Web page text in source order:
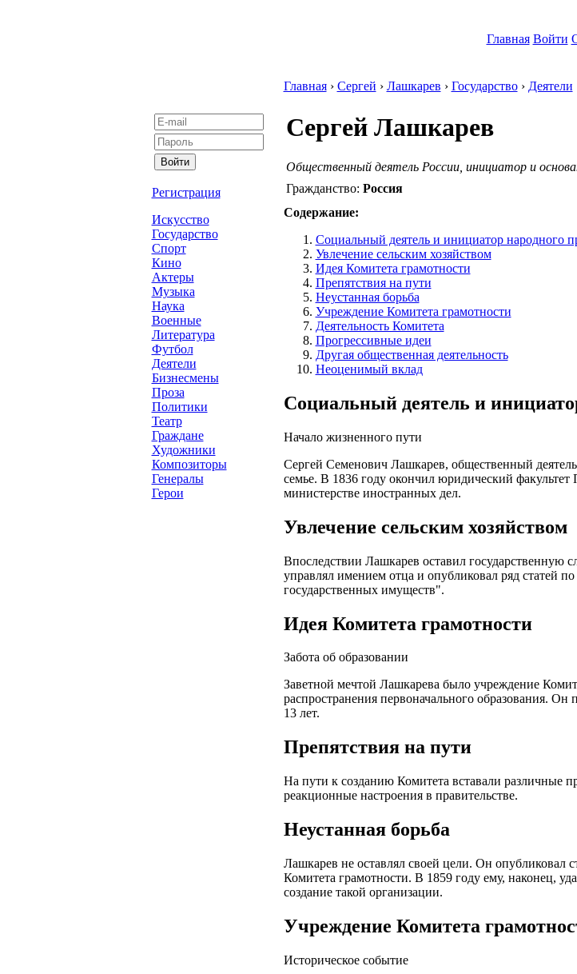
Главная Войти
Регистрация
Искусство
Государство
Спорт
Кино
Актеры
Музыка
Наука
Военные
Литература
Футбол
Деятели
Бизнесмены
Проза
Политики
Театр
Граждане
Художники
Композиторы
Генералы
Герои
Главная› Сергей › Лашкарев › Государство› Деятели
Сергей Лашкарев
Общественный деятель России, инициатор и
Гражданство: Россия
Содержание:
Социальный деятель и инициатор народного
Увлечение сельским хозяйством
Идея Комитета грамотности
Препятствия на пути
Неустанная борьба
Учреждение Комитета грамотности
Деятельность Комитета
Прогрессивные идеи
Другая общественная деятельность
Неоценимый вклад
Социальный деятель и
Начало жизненного пути
Сергей Семенович Лашкарев, общественный
семье. В 1836 году окончил юридический факультет
министерстве иностранных дел.
Увлечение сельским хозяйством
Впоследствии Лашкарев оставил государственную
управлял имением отца и опубликовал ряд статей
государственных имуществ".
Идея Комитета грамотности
Забота об образовании
Заветной мечтой Лашкарева было учреждение
распространения первоначального образования. Он
13 лет.
Препятствия на пути
На пути к созданию Комитета вставали различные
реакционные настроения в правительстве.
Неустанная борьба
Лашкарев не оставлял своей цели. Он опубликовал
Комитета грамотности. В 1859 году ему, наконец,
создание такой организации.
Учреждение Комитета
Историческое событие